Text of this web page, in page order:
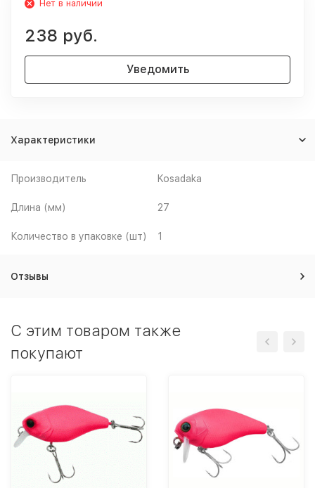
Нет в наличии
238 руб.
Уведомить
Характеристики
Производитель Kosadaka
Длина (мм) 27
Количество в упаковке (шт) 1
Отзывы
C этим товаром также
покупают